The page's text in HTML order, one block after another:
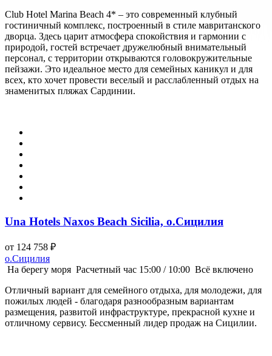
Club Hotel Marina Beach 4* – это современный клубный
гостиничный комплекс, построенный в стиле мавританского
дворца. Здесь царит атмосфера спокойствия и гармонии с
природой, гостей встречает дружелюбный внимательный
персонал, с территории открываются головокружительные
пейзажи. Это идеальное место для семейных каникул и для
всех, кто хочет провести веселый и расслабленный отдых на
знаменитых пляжах Сардинии.
Una Hotels Naxos Beach Sicilia, о.Сицилия
от 124 758 ₽
о.Сицилия
На берегу моря Расчетный час 15:00 / 10:00 Всё включено
Отличный вариант для семейного отдыха, для молодежи, для
пожилых людей - благодаря разнообразным вариантам
размещения, развитой инфраструктуре, прекрасной кухне и
отличному сервису. Бессменный лидер продаж на Сицилии.